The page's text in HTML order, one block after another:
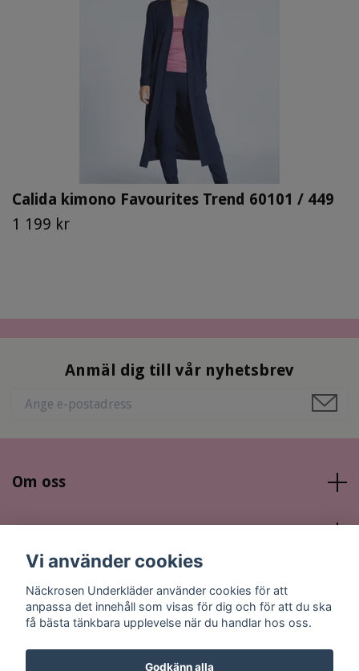
Calida kimono Favourites Trend 60101 / 449
1 199 kr
Anmäl dig till vår nyhetsbrev
Om oss
Sociala medier
Vi använder cookies
Näckrosen Underkläder använder cookies för att
anpassa det innehåll som visas för dig och för att du ska
få bästa tänkbara upplevelse när du handlar hos oss.
Godkänn alla